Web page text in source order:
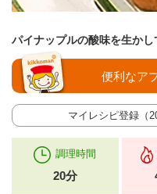
パイナップルの酸味を生かし
マイレシピ登録（
便利なア
調理時間
20分